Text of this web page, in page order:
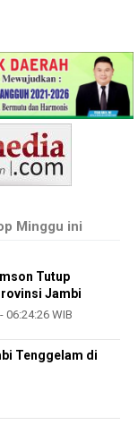
Minggu ini
Tutup
Jambi
WIB
Tenggelam di